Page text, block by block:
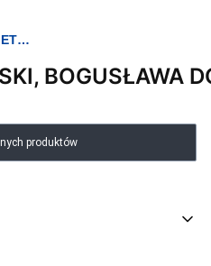
BOGUSŁAWA
produktów